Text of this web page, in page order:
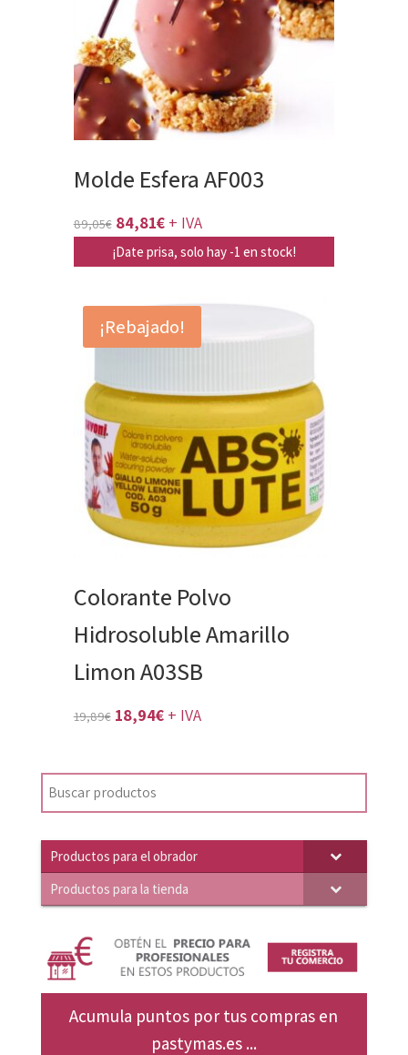
Molde Esfera AF003
89,05€ El
precio
era:
89,05€.
84,81€El
precio
es:
84,81€.
+ IVA
¡Date prisa, solo hay -1 en stock!
¡Rebajado!
Colorante Polvo
Hidrosoluble Amarillo
Limon A03SB
19,89€ El
original
era:
18,94€El
actual
+ IVA
Productos para el obrador
Productos para la tienda
Acumula puntos por tus compras en
pastymas.es ...